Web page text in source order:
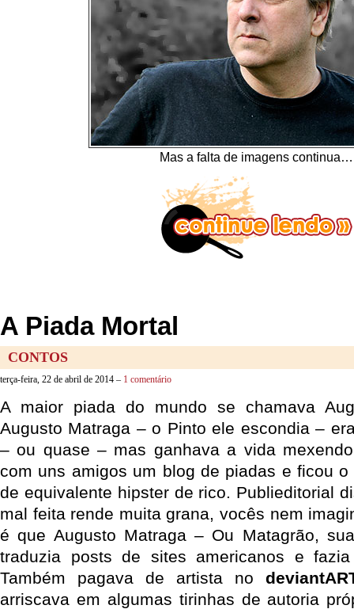
Mas a falta de imagens continua…
A Piada Mortal
CONTOS
terça-feira, 22 de abril de 2014 – 1 comentário
A maior piada do mundo se chamava
Augusto Matraga – o Pinto ele escondia –
– ou quase – mas ganhava a vida
com uns amigos um blog de piadas e ficou
de equivalente hipster de rico. Publieditorial
mal feita rende muita grana, vocês nem
é que Augusto Matraga – Ou Matagrão,
traduzia posts de sites americanos e
Também pagava de artista no
arriscava em algumas tirinhas de autoria